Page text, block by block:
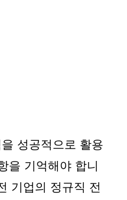
성공적으로 활용
을 기억해야 합니
기업의 정규직 전